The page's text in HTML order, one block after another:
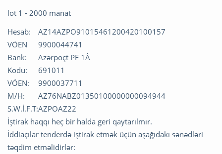
lot 1 - 2000 manat
Hesab:
AZ14AZPO91015461200420100157
VÖEN
9900044741
Bank:
Azərpoçt PF 1Â
Kodu:
691011
VÖEN:
9900037711
M/H:
AZ76NABZ01350100000000094944
S.W.İ.F.T:AZPOAZ22
İştirak haqqı heç bir halda geri qaytarılmır.
İddiaçılar tenderdə iştirak etmək üçün aşağıdakı sənədləri
təqdim etməlidirlər: